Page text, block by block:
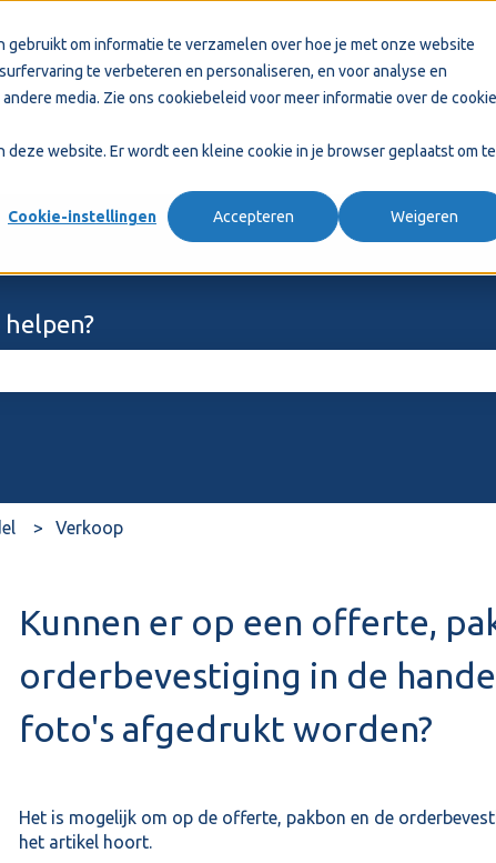
om informatie te verzamelen over hoe je met onze website
te verbeteren en personaliseren, en voor analyse en
media. Zie ons cookiebeleid voor meer informatie over de
website. Er wordt een kleine cookie in je browser geplaatst om te
Cookie-instellingen Accepteren Weigeren
Verkoop
Kunnen er op een offerte,
orderbevestiging in de
foto's afgedrukt worden?
Het is mogelijk om op de offerte, pakbon en de
het artikel hoort.